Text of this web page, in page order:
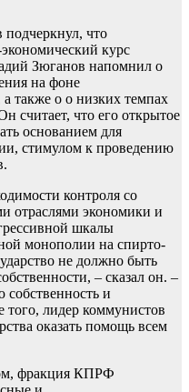
что
курс
Зюганов напомнил о
на фоне
также о о низких темпах
считает, что его открытое
основанием для
стимулом к проведению
контроля со
отраслями экономики и
шкалы
монополии на спирто-
не должно быть
– сказал он. –
и
того, лидер коммунистов
оказать помощь всем
фракция КПРФ